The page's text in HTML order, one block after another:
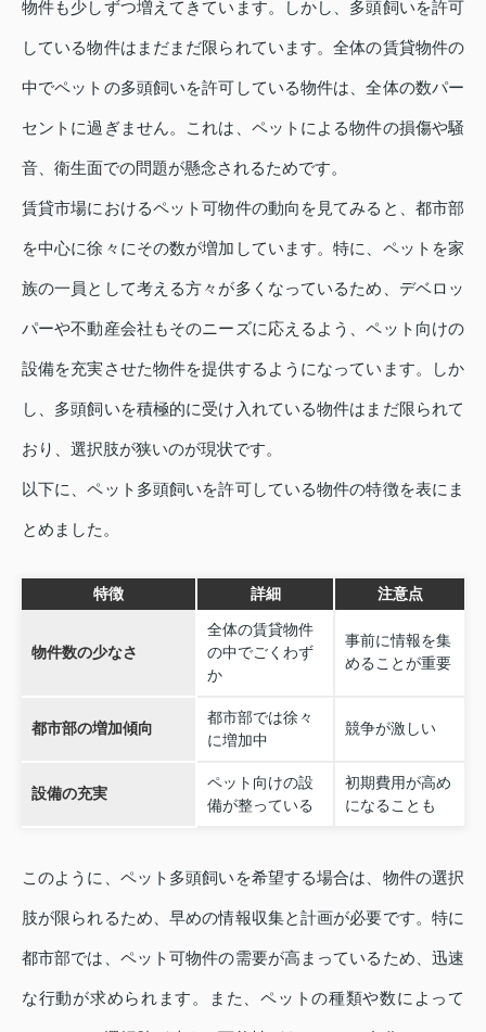
物件も少しずつ増えてきています。しかし、多頭飼いを許可
している物件はまだまだ限られています。全体の賃貸物件の
中でペットの多頭飼いを許可している物件は、全体の数パー
セントに過ぎません。これは、ペットによる物件の損傷や騒
音、衛生面での問題が懸念されるためです。
賃貸市場におけるペット可物件の動向を見てみると、都市部
を中心に徐々にその数が増加しています。特に、ペットを家
族の一員として考える方々が多くなっているため、デベロッ
パーや不動産会社もそのニーズに応えるよう、ペット向けの
設備を充実させた物件を提供するようになっています。しか
し、多頭飼いを積極的に受け入れている物件はまだ限られて
おり、選択肢が狭いのが現状です。
以下に、ペット多頭飼いを許可している物件の特徴を表にま
とめました。
特徴 詳細 注意点
物件数の少なさ
全体の賃貸物件
の中でごくわず
か
事前に情報を集
めることが重要
都市部の増加傾向
都市部では徐々
に増加中
競争が激しい
設備の充実
ペット向けの設
備が整っている
初期費用が高め
になることも
このように、ペット多頭飼いを希望する場合は、物件の選択
肢が限られるため、早めの情報収集と計画が必要です。特に
都市部では、ペット可物件の需要が高まっているため、迅速
な行動が求められます。また、ペットの種類や数によって